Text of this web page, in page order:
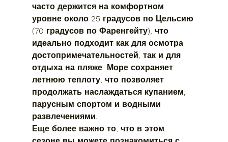
часто держится на комфортном
уровне около 25 градусов по Цельсию
(70 градусов по Фаренгейту), что
идеально подходит как для осмотра
достопримечательностей, так и для
отдыха на пляже. Море сохраняет
летнюю теплоту, что позволяет
продолжать наслаждаться купанием,
парусным спортом и водными
развлечениями.
Еще более важно то, что в этом